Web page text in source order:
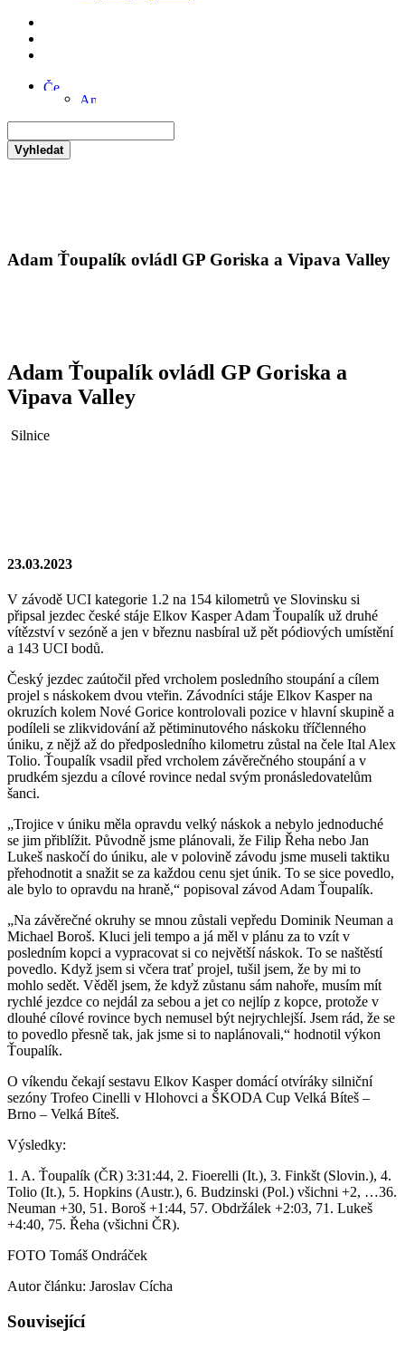
Vyhledat
Adam Ťoupalík ovládl GP Goriska a Vipava Valley
Adam Ťoupalík ovládl GP Goriska a
Vipava Valley
Silnice
23.03.2023
V závodě UCI kategorie 1.2 na 154 kilometrů ve Slovinsku si
připsal jezdec české stáje Elkov Kasper Adam Ťoupalík už druhé
vítězství v sezóně a jen v březnu nasbíral už pět pódiových umístění
a 143 UCI bodů.
Český jezdec zaútočil před vrcholem posledního stoupání a cílem
projel s náskokem dvou vteřin. Závodníci stáje Elkov Kasper na
okruzích kolem Nové Gorice kontrolovali pozice v hlavní skupině a
podíleli se zlikvidování až pětiminutového náskoku tříčlenného
úniku, z nějž až do předposledního kilometru zůstal na čele Ital Alex
Tolio. Ťoupalík vsadil před vrcholem závěrečného stoupání a v
prudkém sjezdu a cílové rovince nedal svým pronásledovatelům
šanci.
„Trojice v úniku měla opravdu velký náskok a nebylo jednoduché
se jim přiblížit. Původně jsme plánovali, že Filip Řeha nebo Jan
Lukeš naskočí do úniku, ale v polovině závodu jsme museli taktiku
přehodnotit a snažit se za každou cenu sjet únik. To se sice povedlo,
ale bylo to opravdu na hraně,“ popisoval závod Adam Ťoupalík.
„Na závěrečné okruhy se mnou zůstali vepředu Dominik Neuman a
Michael Boroš. Kluci jeli tempo a já měl v plánu za to vzít v
posledním kopci a vypracovat si co největší náskok. To se naštěstí
povedlo. Když jsem si včera trať projel, tušil jsem, že by mi to
mohlo sedět. Věděl jsem, že když zůstanu sám nahoře, musím mít
rychlé jezdce co nejdál za sebou a jet co nejlíp z kopce, protože v
dlouhé cílové rovince bych nemusel být nejrychlejší. Jsem rád, že se
to povedlo přesně tak, jak jsme si to naplánovali,“ hodnotil výkon
Ťoupalík.
O víkendu čekají sestavu Elkov Kasper domácí otvíráky silniční
sezóny Trofeo Cinelli v Hlohovci a ŠKODA Cup Velká Bíteš –
Brno – Velká Bíteš.
Výsledky:
1. A. Ťoupalík (ČR) 3:31:44, 2. Fioerelli (It.), 3. Finkšt (Slovin.), 4.
Tolio (It.), 5. Hopkins (Austr.), 6. Budzinski (Pol.) všichni +2, …36.
Neuman +30, 51. Boroš +1:44, 57. Obdržálek +2:03, 71. Lukeš
+4:40, 75. Řeha (všichni ČR).
FOTO Tomáš Ondráček
Autor článku: Jaroslav Cícha
Související